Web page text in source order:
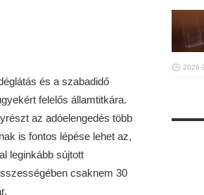
és a szabadidő
felelős államtitkára.
az adóelengedés több
is fontos lépése lehet az,
leginkább sújtott
csaknem 30
2026-